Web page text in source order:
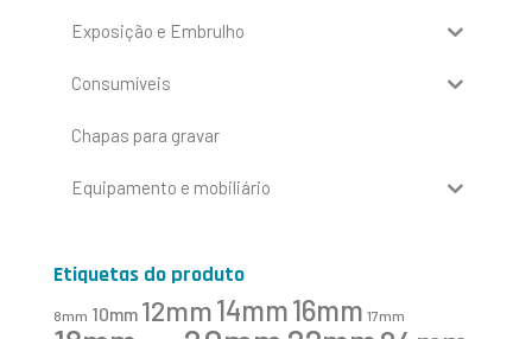
Exposição e Embrulho
Consumíveis
Chapas para gravar
Equipamento e mobiliário
Etiquetas do produto
8mm 10mm 12mm14mm16mm 17mm